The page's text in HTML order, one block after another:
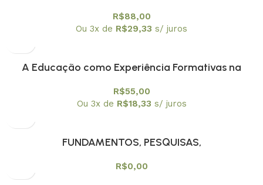
R$88,00
Ou 3x de R$29,33 s/ juros
A Educação como Experiência Formativas na
R$55,00
Ou 3x de R$18,33 s/ juros
FUNDAMENTOS, PESQUISAS,
R$0,00